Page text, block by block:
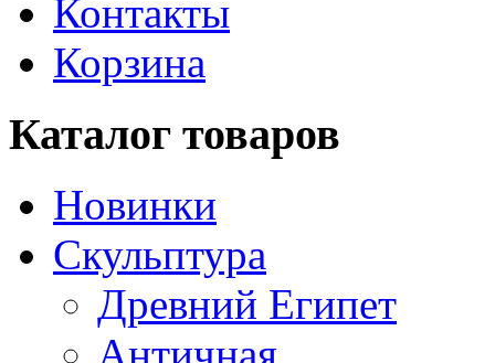
Контакты
Корзина
Каталог товаров
Новинки
Скульптура
Древний Египет